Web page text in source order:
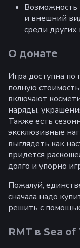
Возможность
и внешний
среди других
О донате
Игра доступна по
полную
включают
наряды,
Также есть
эксклюзивные
выглядеть как
придется
долго и упорно
Пожалуй,
сначала надо
решить с
RMT в Sea